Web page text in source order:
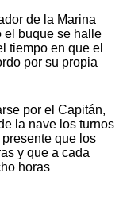
de la Marina
el buque se halle
tiempo en que el
por su propia
por el Capitán,
la nave los turnos
que los
y que a cada
horas